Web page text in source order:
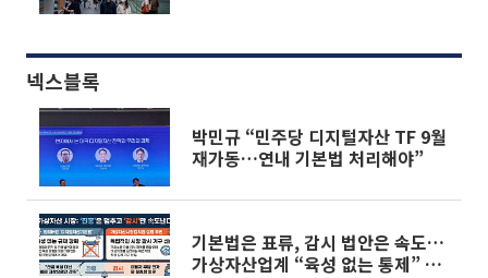
넥스블록
박민규 “민주당 디지털자산 TF 9월
재가동…연내 기본법 처리해야”
기본법은 표류, 감시 법안은 속도…
가상자산업계 “육성 없는 통제” 지